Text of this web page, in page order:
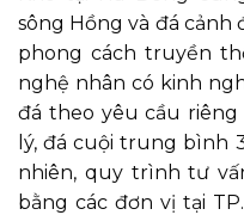
sông Hồng và đá cảnh
phong cách truyền
nghệ nhân có kinh
đá theo yêu cầu riêng
lý, đá cuội trung bình
nhiên, quy trình tư
bằng các đơn vị tại